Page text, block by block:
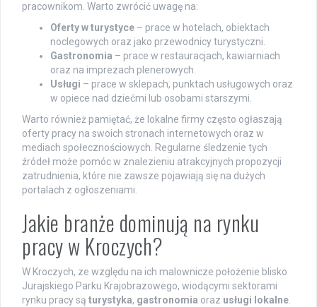
pracownikom. Warto zwrócić uwagę na:
Oferty w turystyce – prace w hotelach, obiektach
noclegowych oraz jako przewodnicy turystyczni.
Gastronomia – prace w restauracjach, kawiarniach
oraz na imprezach plenerowych.
Usługi – prace w sklepach, punktach usługowych oraz
w opiece nad dziećmi lub osobami starszymi.
Warto również pamiętać, że lokalne firmy często ogłaszają
oferty pracy na swoich stronach internetowych oraz w
mediach społecznościowych. Regularne śledzenie tych
źródeł może pomóc w znalezieniu atrakcyjnych propozycji
zatrudnienia, które nie zawsze pojawiają się na dużych
portalach z ogłoszeniami.
Jakie branże dominują na rynku
pracy w Kroczych?
W Kroczych, ze względu na ich malownicze położenie blisko
Jurajskiego Parku Krajobrazowego, wiodącymi sektorami
rynku pracy są turystyka, gastronomia oraz usługi lokalne